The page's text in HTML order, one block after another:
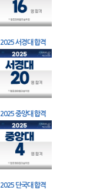
2025 서경대 합격
2025 중앙대 합격
2025 단국대 합격